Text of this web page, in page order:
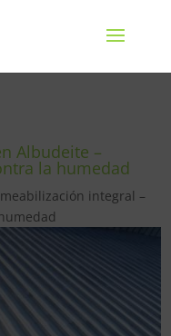
Albudeite –
la humedad
integral –